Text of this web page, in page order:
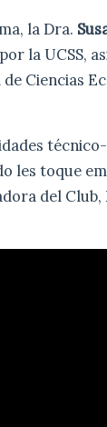
la Dra.
la UCSS,
Ciencias
les toque
del Club,